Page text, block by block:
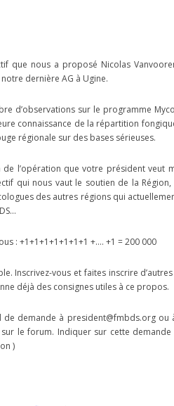
que nous a proposé Nicolas
dernière AG à Ugine.
d’observations sur le programme
connaissance de la répartition
régionale sur des bases sérieuses.
de l’opération que votre président veut
qui nous vaut le soutien de la Région,
des autres régions qui
: +1+1+1+1+1+1+1 +…. +1 = 200 000
Inscrivez-vous et faites inscrire
déjà des consignes utiles à ce propos.
de demande à president@fmbds.org ou
le forum. Indiquer sur cette demande
)